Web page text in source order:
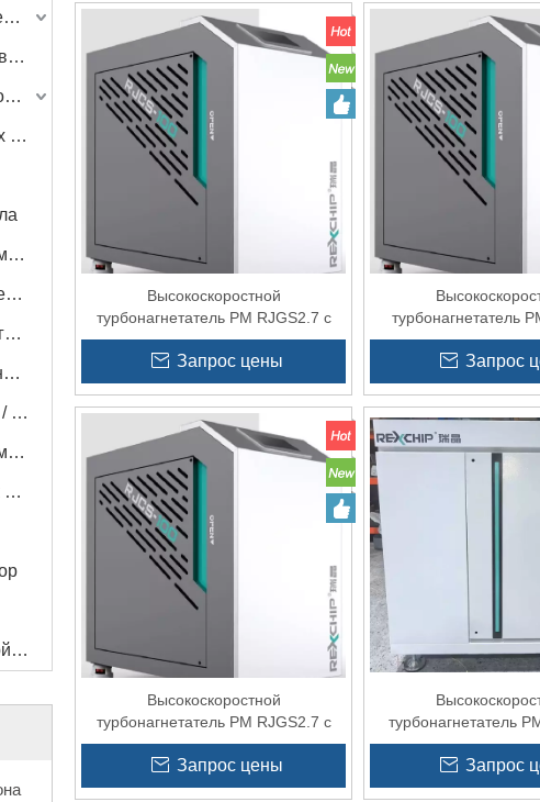
Однофазный кольцевой вентилятор 2HB
Воздуходувка с открытым валом
2HB Трехфазный кольцевой вентилятор
Аксессуары для кольцевых воздуходувок
Вентилятор для печатной машины
Вентилятор для промышленного пылесоса
Вентилятор для фрезерного станка с ЧПУ / деревообрабатывающего станка
Воздуходувка для воздушных ножей
Воздуходувка для одежды / резки кожи / сушильная машина
Воздуходувка для подачи материала / вакуумный погрузчик
Воздуходувка для сточных вод / водоподготовки
Турбовентилятор с высокой скоростью
Высокоскоростной
турбонагнетатель PM RJGS2.7 с
ЧРП для воздушного ножа
Запрос цены
турбонагнетатель
частотно-
для Запрос
Высокоскоростной
турбонагнетатель PM RJGS2.7 с
ЧРП для воздушного ножа
Запрос цены
турбонагнетатель
частотно-
для системыЗапрос